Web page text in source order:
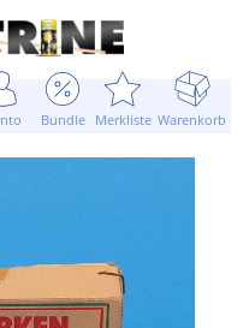
Bundle Merkliste Warenkorb